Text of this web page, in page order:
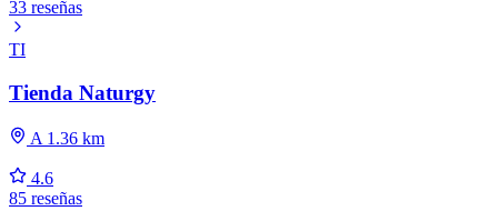
33 reseñas
TI
Tienda Naturgy
A 1.36 km
4.6
85 reseñas